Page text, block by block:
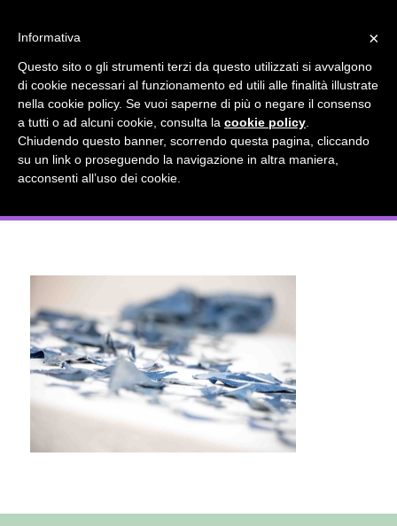
Arte per la pace Mostra del Garden
Club Bologna Dicembre 2023
accetta l'uso dei cookies previsto nella pagina dedicata.
Fai clic per abilitare/disabilitare il tracciamento di
Google Analytics.
OK Privacy e cookie policy
×
Informativa
Questo sito o gli strumenti terzi da questo utilizzati si avvalgono
di cookie necessari al funzionamento ed utili alle finalità illustrate
nella cookie policy. Se vuoi saperne di più o negare il consenso
a tutti o ad alcuni cookie, consulta la cookie policy
Chiudendo questo banner, scorrendo questa pagina, cliccando
su un link o proseguendo la navigazione in altra maniera,
acconsenti all’uso dei cookie.